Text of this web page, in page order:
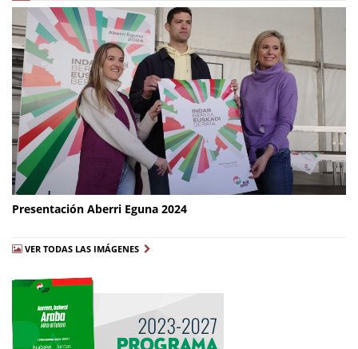
Presentación Aberri Eguna 2024
VER TODAS LAS IMÁGENES